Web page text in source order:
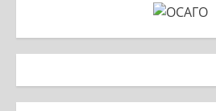
удивляет